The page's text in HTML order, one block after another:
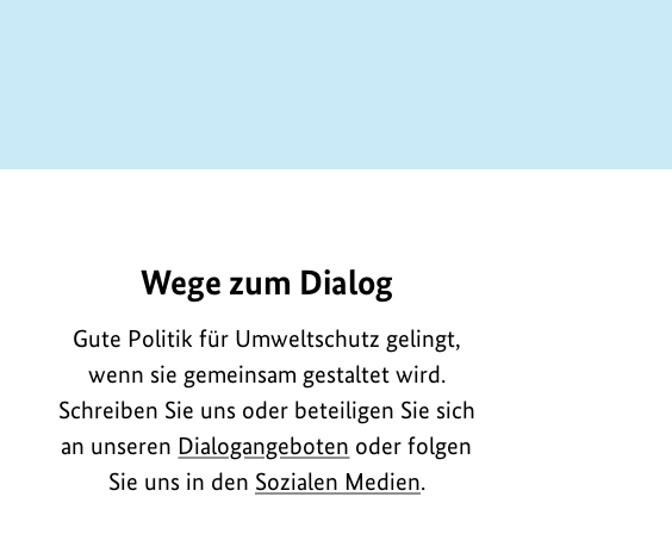
Wege zum Dialog
Gute Politik für Umweltschutz gelingt,
wenn sie gemeinsam gestaltet wird.
Schreiben Sie uns oder beteiligen Sie sich
an unseren Dialogangeboten oder folgen
Sie uns in den Sozialen Medien.